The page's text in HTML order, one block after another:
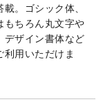
ンプレートを追加
ザインテンプレー
ンダーデザイン
しました。
載。ゴシック体、
もちろん丸文字や
デザイン書体など
利用いただけま